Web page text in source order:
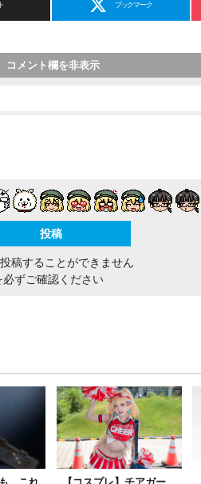
ブックマーク
コメント欄を非表示
稿することができません
必ずご確認ください